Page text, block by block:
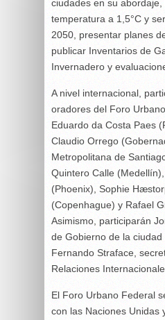
ciudades en su
temperatura a 1,5°C y
2050, presentar planes
publicar Inventarios de
Invernadero y
A nivel internacional,
oradores del Foro
Eduardo da Costa Paes
Claudio Orrego
Metropolitana de
Quintero Calle
(Phoenix), Sophie
(Copenhague) y Rafael
Asimismo, participarán
de Gobierno de la ciudad
Fernando Straface,
Relaciones
El Foro Urbano Federal
con las Naciones Unidas